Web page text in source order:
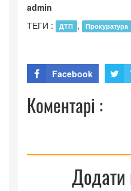
admin
ТЕГИ :
ДТП , Прокуратура
Facebook
Коментарі :
Додати